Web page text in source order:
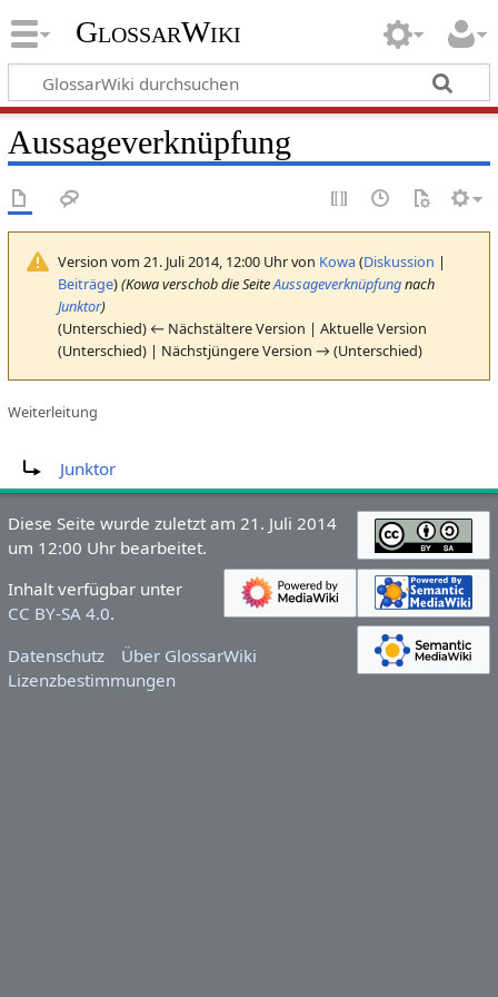
GlossarWiki
Aussageverknüpfung
Version vom 21. Juli 2014, 12:00 Uhr von Kowa(Diskussion |
Beiträge)(Kowa verschob die SeiteAussageverknüpfungnach
Junktor)
(Unterschied) ← Nächstältere Version | Aktuelle Version
(Unterschied) | Nächstjüngere Version → (Unterschied)
Weiterleitung
Junktor
Diese Seite wurde zuletzt am 21. Juli 2014
um 12:00 Uhr bearbeitet.
Inhalt verfügbar unter
CC BY-SA 4.0.
Datenschutz
Über GlossarWiki
Lizenzbestimmungen